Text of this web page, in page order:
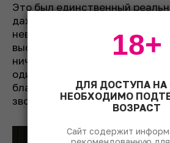
Это был единственный
даже здесь найти партнеров
невозможным. Я обзвонил
выслушивая, что я «молодой
ничего не понимает.
один человек – Женя Доронин,
благодарен. Вот такая
звонков и запуска новых
ДЛЯ ДОСТУПА НА
НЕОБХОДИМО
ВОЗРАСТ
Сайт содержит
18+